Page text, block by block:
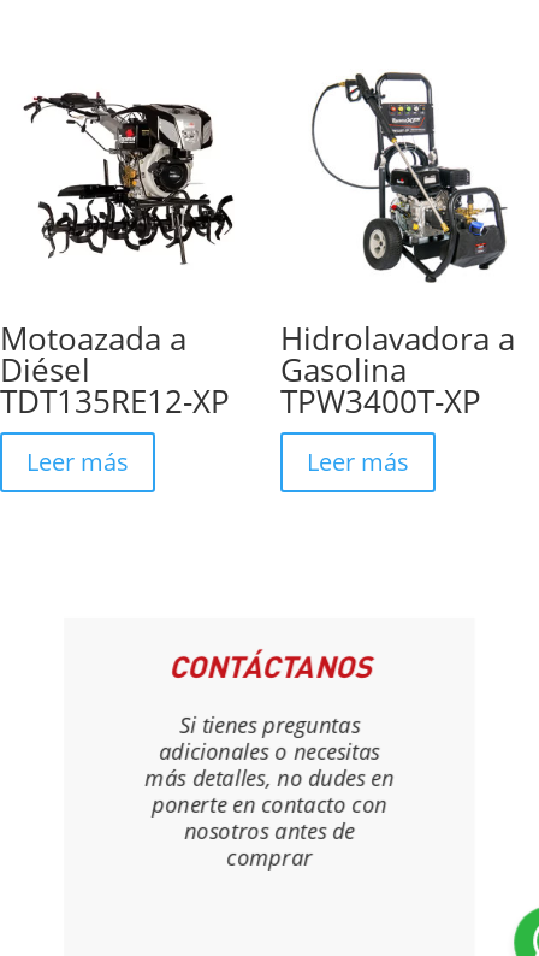
Motoazada a
Diésel
TDT135RE12-XP
Leer más
Hidrolavadora a
Gasolina
TPW3400T-XP
Leer más
CONTÁCTANOS
Si tienes preguntas
adicionales o necesitas
más detalles, no dudes en
ponerte en contacto con
nosotros antes de
comprar